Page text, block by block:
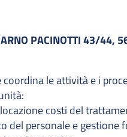
PACINOTTI 43/44,
coordina le attività e i
costi del
del personale e gestione